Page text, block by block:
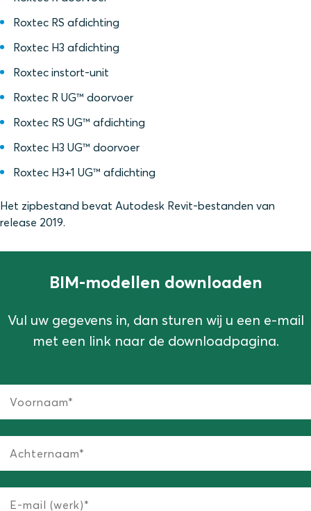
Roxtec RS afdichting
Roxtec H3 afdichting
Roxtec instort-unit
Roxtec R UG™ doorvoer
Roxtec RS UG™ afdichting
Roxtec H3 UG™ doorvoer
Roxtec H3+1 UG™ afdichting
Het zipbestand bevat Autodesk Revit-bestanden van
release 2019.
BIM-modellen downloaden
Vul uw gegevens in, dan sturen wij u een e-mail
met een link naar de downloadpagina.